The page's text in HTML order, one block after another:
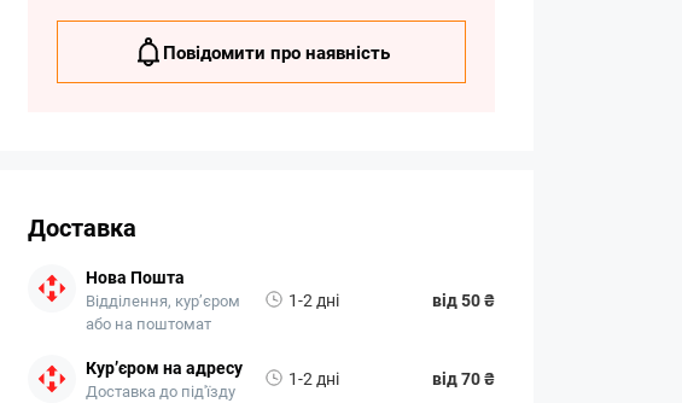
Повідомити про наявність
Доставка
Нова Пошта
Відділення, кур’єром
або на поштомат
1-2 дні від 50 ₴
Кур’єром на адресу
Доставка до під'їзду
1-2 дні від 70 ₴